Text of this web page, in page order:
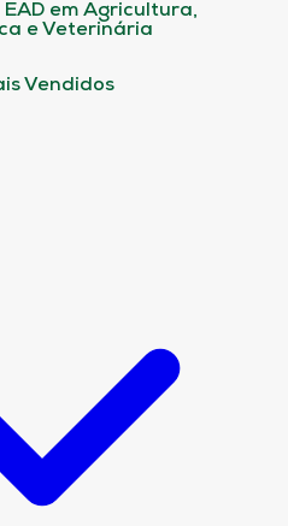
em Agricultura,
e Veterinária
Vendidos